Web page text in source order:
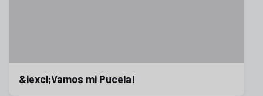
&iexcl;Vamos mi Pucela!